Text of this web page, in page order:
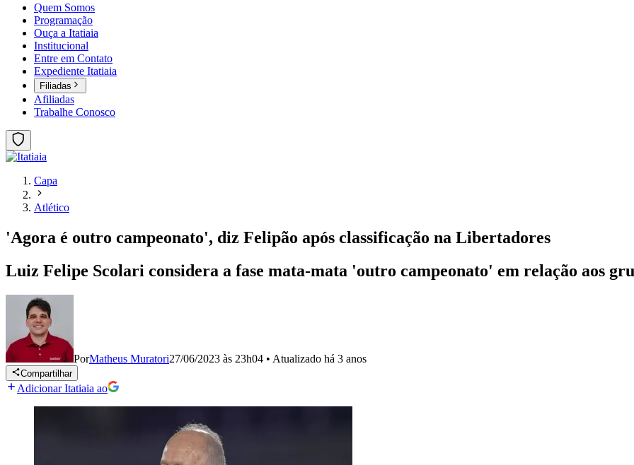
Quem Somos
Programação
Ouça a Itatiaia
Institucional
Entre em Contato
Expediente Itatiaia
Filiadas
Afiliadas
Trabalhe Conosco
Capa
Atlético
'Agora é outro campeonato', diz Felipão após classificação na Libertadores
Luiz Felipe Scolari considera a fase mata-mata 'outro campeonato' em relação aos
PorMatheus Muratori27/06/2023 às 23h04 • Atualizado há 3 anos
Compartilhar
Adicionar Itatiaia ao